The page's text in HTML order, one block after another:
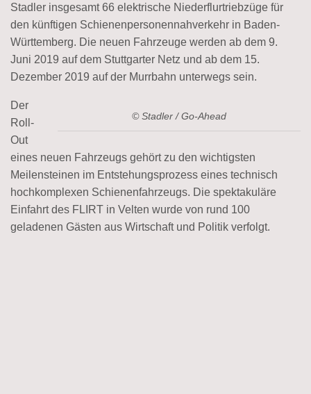
Stadler insgesamt 66 elektrische Niederflurtriebzüge für
den künftigen Schienenpersonennahverkehr in Baden-
Württemberg. Die neuen Fahrzeuge werden ab dem 9.
Juni 2019 auf dem Stuttgarter Netz und ab dem 15.
Dezember 2019 auf der Murrbahn unterwegs sein.
© Stadler / Go-Ahead
Der
Roll-
Out
eines neuen Fahrzeugs gehört zu den wichtigsten
Meilensteinen im Entstehungsprozess eines technisch
hochkomplexen Schienenfahrzeugs. Die spektakuläre
Einfahrt des FLIRT in Velten wurde von rund 100
geladenen Gästen aus Wirtschaft und Politik verfolgt.